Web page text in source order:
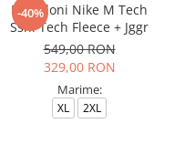
-40%
Pantaloni Nike M Tech
Ssnl Tech Fleece + Jggr
549,00 RON
329,00 RON
Marime:
XL 2XL